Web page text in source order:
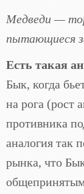
Медведи —
пытающиеся
Есть такая
Бык, когда
на рога (рост
противника
аналогия так
рынка, что